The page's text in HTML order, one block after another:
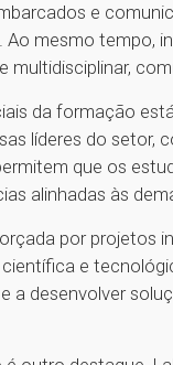
e
Ao mesmo tempo,
multidisciplinar,
da formação
líderes do setor,
que os
alinhadas às
por projetos
e
a desenvolver